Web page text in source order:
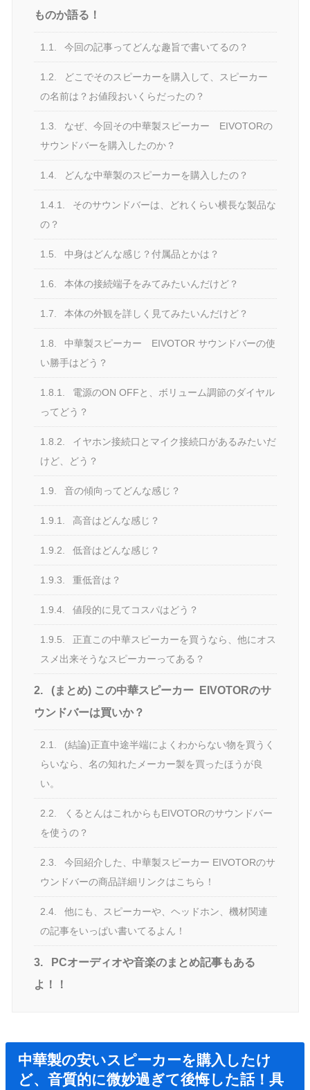
ものか語る！
1.1. 今回の記事ってどんな趣旨で書いてるの？
1.2.
どこでそのスピーカーを購入して、スピーカー
の名前は？お値段おいくらだったの？
1.3.
なぜ、今回その中華製スピーカー EIVOTORの
サウンドバーを購入したのか？
1.4. どんな中華製のスピーカーを購入したの？
1.4.1.
そのサウンドバーは、どれくらい横長な製品な
の？
1.5. 中身はどんな感じ？付属品とかは？
1.6. 本体の接続端子をみてみたいんだけど？
1.7. 本体の外観を詳しく見てみたいんだけど？
1.8.
中華製スピーカー EIVOTOR サウンドバーの使
い勝手はどう？
1.8.1.
電源のON OFFと、ボリューム調節のダイヤル
ってどう？
1.8.2.
イヤホン接続口とマイク接続口があるみたいだ
けど、どう？
1.9. 音の傾向ってどんな感じ？
1.9.1. 高音はどんな感じ？
1.9.2. 低音はどんな感じ？
1.9.3. 重低音は？
1.9.4. 値段的に見てコスパはどう？
1.9.5.
正直この中華スピーカーを買うなら、他にオス
スメ出来そうなスピーカーってある？
2.
(まとめ) この中華スピーカー EIVOTORのサ
ウンドバーは買いか？
2.1.
(結論)正直中途半端によくわからない物を買うく
らいなら、名の知れたメーカー製を買ったほうが良
い。
2.2.
くるとんはこれからもEIVOTORのサウンドバー
を使うの？
2.3.
今回紹介した、中華製スピーカー EIVOTORのサ
ウンドバーの商品詳細リンクはこちら！
2.4.
他にも、スピーカーや、ヘッドホン、機材関連
の記事をいっぱい書いてるよん！
3.
PCオーディオや音楽のまとめ記事もある
よ！！
中華製の安いスピーカーを購入したけ
ど、音質的に微妙過ぎて後悔した話！具